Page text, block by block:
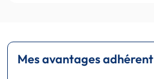
Mes avantages adhérent